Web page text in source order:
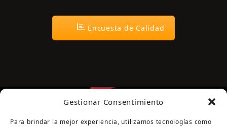
Gestionar Consentimiento
Para brindar la mejor experiencia, utilizamos tecnologías como
Encuesta de Calidad